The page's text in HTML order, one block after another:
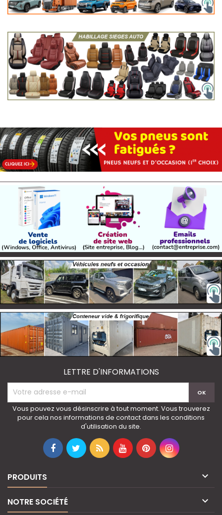
LETTRE D'INFORMATIONS
Vous pouvez vous désinscrire à tout moment. Vous trouverez
pour cela nos informations de contact dans les conditions
d'utilisation du site.
PRODUITS 
NOTRE SOCIÉTÉ 